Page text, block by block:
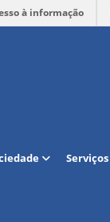
à informação
Serviços